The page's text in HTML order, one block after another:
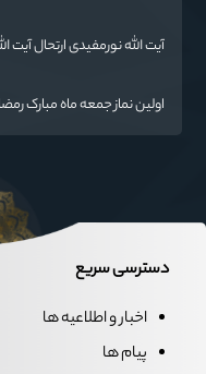
ایران اسلامی است.
آیت الله نورمفیدی ارتحال
اولین نماز جمعه ماه مبارک
دسترسی سریع
اخبار و اطلاعیه ها
پیام ها